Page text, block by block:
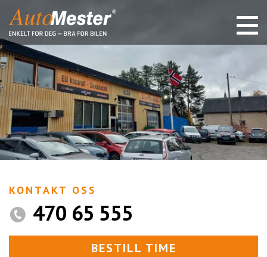
KONTAKT OSS
470 65 555
BESTILL TIME